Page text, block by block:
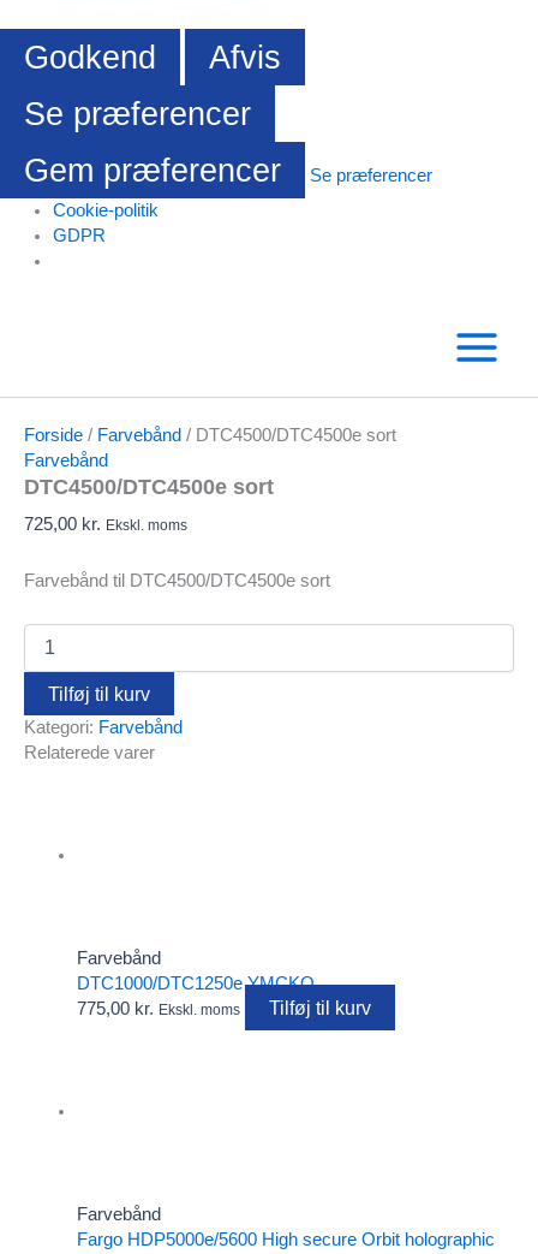
Godkend
Afvis
Se præferencer
Gem præferencer
Se præferencer
Cookie-politik
GDPR
Forside / Farvebånd / DTC4500/DTC4500e sort
Farvebånd
DTC4500/DTC4500e sort
725,00 kr. Ekskl. moms
Farvebånd til DTC4500/DTC4500e sort
sort
antalTilføj til kurv
Kategori: Farvebånd
Relaterede varer
Farvebånd
DTC1000/DTC1250e YMCKO
775,00 kr. Ekskl. moms Tilføj til kurv
Farvebånd
Fargo HDP5000e/5600 High secure Orbit holographic